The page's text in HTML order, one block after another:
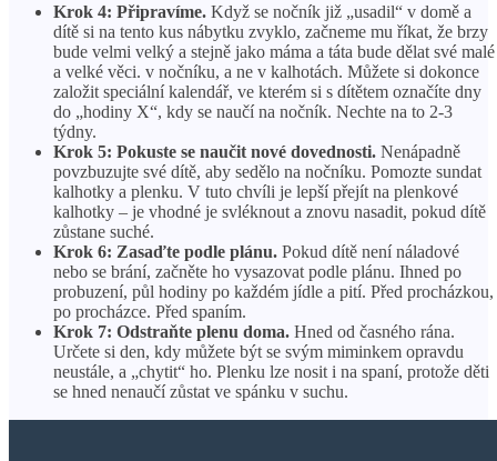
Krok 4: Připravíme. Když se nočník již „usadil“ v ​​domě a
dítě si na tento kus nábytku zvyklo, začneme mu říkat, že brzy
bude velmi velký a stejně jako máma a táta bude dělat své malé
a velké věci. v nočníku, a ne v kalhotách. Můžete si dokonce
založit speciální kalendář, ve kterém si s dítětem označíte dny
do „hodiny X“, kdy se naučí na nočník. Nechte na to 2-3
týdny.
Krok 5: Pokuste se naučit nové dovednosti. Nenápadně
povzbuzujte své dítě, aby sedělo na nočníku. Pomozte sundat
kalhotky a plenku. V tuto chvíli je lepší přejít na plenkové
kalhotky – je vhodné je svléknout a znovu nasadit, pokud dítě
zůstane suché.
Krok 6: Zasaďte podle plánu. Pokud dítě není náladové
nebo se brání, začněte ho vysazovat podle plánu. Ihned po
probuzení, půl hodiny po každém jídle a pití. Před procházkou,
po procházce. Před spaním.
Krok 7: Odstraňte plenu doma. Hned od časného rána.
Určete si den, kdy můžete být se svým miminkem opravdu
neustále, a „chytit“ ho. Plenku lze nosit i na spaní, protože děti
se hned nenaučí zůstat ve spánku v suchu.